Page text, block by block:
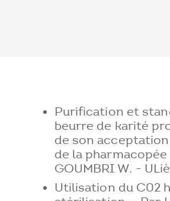
Purification et
beurre de karité
de son
de la
GOUMBRI W. -
Utilisation du C02